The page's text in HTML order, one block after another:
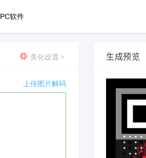
PC软件
美化设置
上传图片解码
生成预览